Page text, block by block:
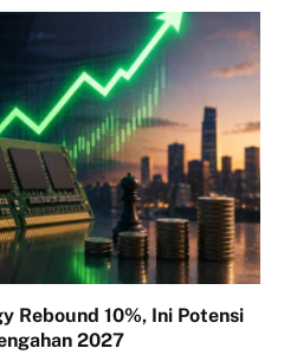
Rebound 10%, Ini Potensi
2027